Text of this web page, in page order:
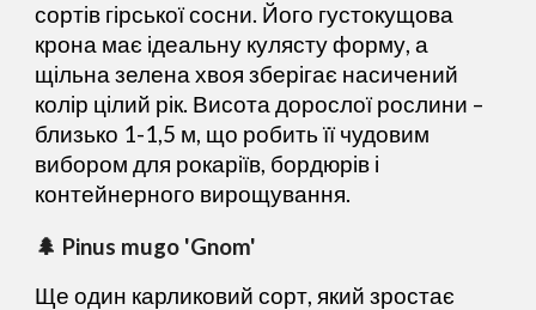
сортів гірської сосни. Його густокущова
крона має ідеальну кулясту форму, а
щільна зелена хвоя зберігає насичений
колір цілий рік. Висота дорослої рослини –
близько 1-1,5 м, що робить її чудовим
вибором для рокаріїв, бордюрів і
контейнерного вирощування.
🌲 Pinus mugo 'Gnom'
Ще один карликовий сорт, який зростає